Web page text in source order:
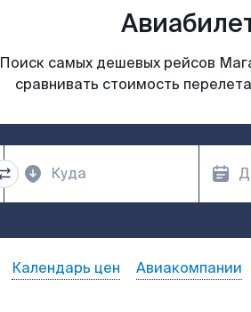
Поиск самых дешевых рейсов
сравнивать стоимость
Календарь цен Авиакомпании